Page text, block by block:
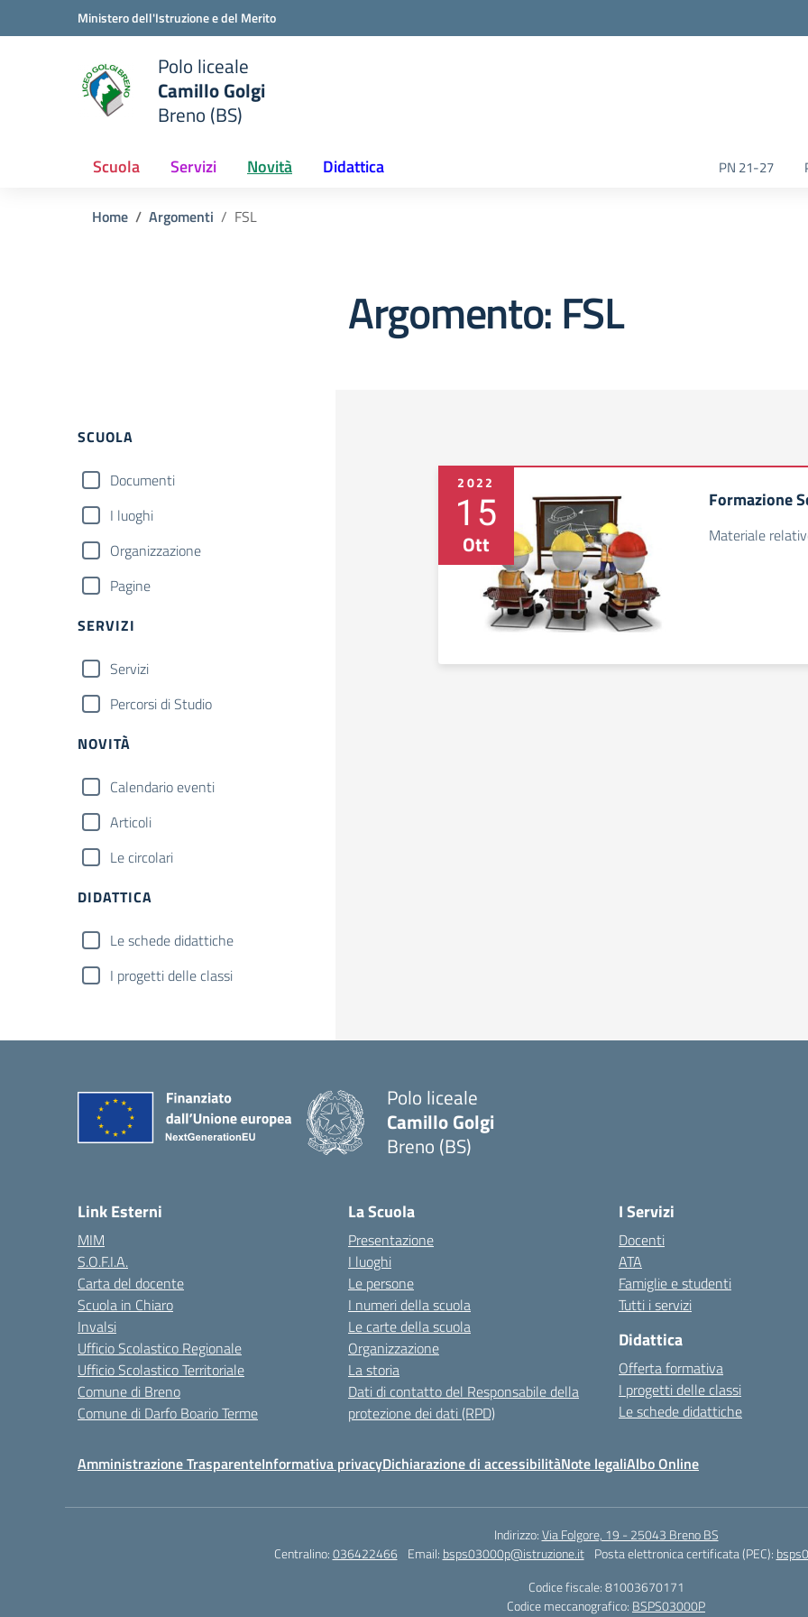
Vai ai contenuti
Vai al menu di navigazioneMinistero dell'Istruzione e del Merito
scuola
Polo liceale
Camillo Golgi
Breno (BS)
Scuola Servizi Novità Didattica PN 21-27
Home Argomenti FSL
Argomento: FSL
Filtri
SCUOLA
Documenti
I luoghi
Organizzazione
Pagine
SERVIZI
Servizi
Percorsi di Studio
NOVITÀ
Calendario eventi
Articoli
Le circolari
DIDATTICA
Le schede didattiche
I progetti delle classi
2022
15
Ott
Formazione
Materiale
Polo liceale
Camillo Golgi
Breno (BS)
Link Esterni
MIM
S.O.F.I.A.
Carta del docente
Scuola in Chiaro
Invalsi
Ufficio Scolastico Regionale
Ufficio Scolastico Territoriale
Comune di Breno
Comune di Darfo Boario Terme
La Scuola
Presentazione
I luoghi
Le persone
I numeri della scuola
Le carte della scuola
Organizzazione
La storia
Dati di contatto del Responsabile della
protezione dei dati (RPD)
I Servizi
Docenti
ATA
Famiglie e studenti
Tutti i servizi
Didattica
Offerta formativa
I progetti delle classi
Le schede didattiche
Amministrazione TrasparenteInformativa privacyDichiarazione di accessibilitàNote legaliAlbo Online
Indirizzo:Via Folgore, 19 - 25043 Breno BS
Centralino:036422466 Email: bsps03000p@istruzione.it Posta elettronica certificata (PEC):
Codice fiscale: 81003670171
Codice meccanografico: BSPS03000P